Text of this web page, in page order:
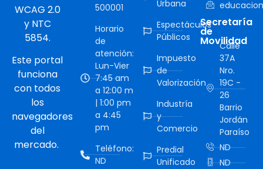
WCAG 2.0
y NTC
5854.
Este portal
funciona
con todos
los
navegadores
del
mercado.
500001
Horario
de
atención:
Lun-Vier
7:45 am
a 12:00 m
| 1:00 pm
a 4:45
pm
Teléfono:
ND
Urbana
Espectáculos
Públicos
Impuesto
de
Valorización
Industría
y
Comercio
Predial
Unificado
Secretaría
de
Movilidad
Calle
37A
Nro.
19C -
26
Barrio
Jordán
Paraíso
ND
ND